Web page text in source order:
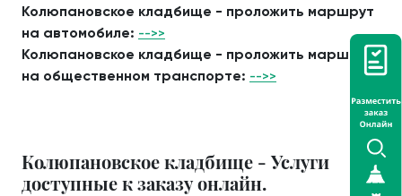
Колюпановское кладбище - проложить маршрут
на автомобиле: -->>
Колюпановское кладбище - проложить маршрут
на общественном транспорте: -->>
Колюпановское кладбище - Услуги
доступные к заказу онлайн.